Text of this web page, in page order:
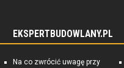
EKSPERTBUDOWLANY.PL
Na co zwrócić uwagę przy